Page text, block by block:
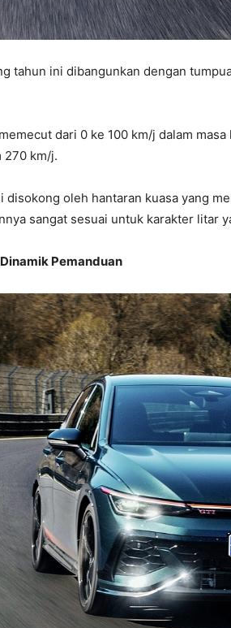
tahun ini dibangunkan dengan
dari 0 ke 100 km/j dalam
270 km/j.
disokong oleh hantaran kuasa yang
sangat sesuai untuk karakter litar
Pemanduan